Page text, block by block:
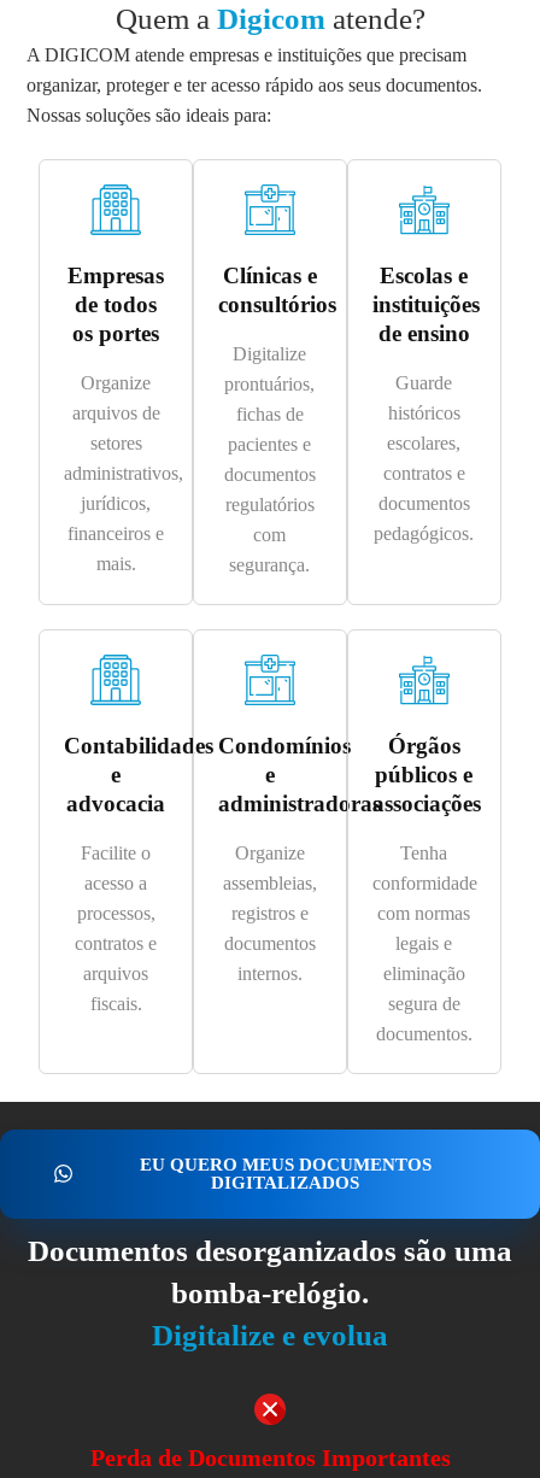
Quem a Digicom atende?
A DIGICOM atende empresas e instituições que precisam
organizar, proteger e ter acesso rápido aos seus documentos.
Nossas soluções são ideais para:
Empresas
de todos
os portes
Organize
arquivos de
setores
administrativos,
jurídicos,
financeiros e
mais.
Clínicas e
consultórios
Digitalize
prontuários,
fichas de
pacientes e
documentos
regulatórios
com
segurança.
Escolas e
instituições
de ensino
Guarde
históricos
escolares,
contratos e
documentos
pedagógicos.
Contabilidades
e
advocacia
Facilite o
acesso a
processos,
contratos e
arquivos
fiscais.
Condomínios
e
administradoras
Organize
assembleias,
registros e
documentos
internos.
Órgãos
públicos e
associações
Tenha
conformidade
com normas
legais e
eliminação
segura de
documentos.
EU QUERO MEUS DOCUMENTOS
DIGITALIZADOS
Documentos desorganizados são uma
bomba-relógio.
Digitalize e evolua
Perda de Documentos Importantes